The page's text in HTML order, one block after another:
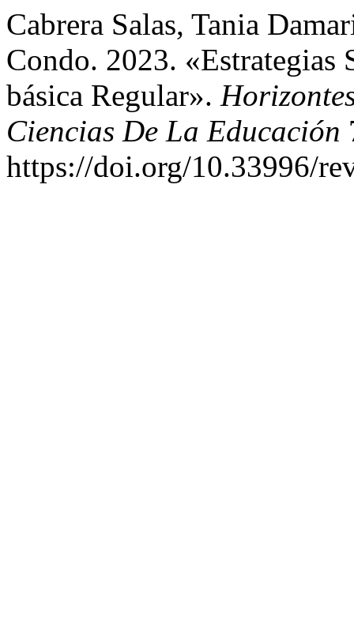
Cabrera Salas, Tania
Condo. 2023. «Estrategias
básica Regular».
Ciencias De La Educación
https://doi.org/10.33996/